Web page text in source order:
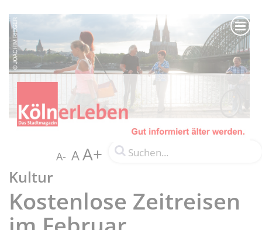
A- AA+
Kultur
Kostenlose Zeitreisen